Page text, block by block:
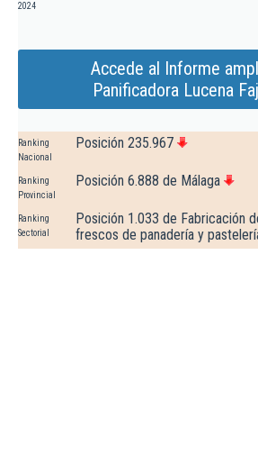
2024
Accede al Informe
Panificadora Lucena
Ranking
Nacional
Posición 235.967
Ranking
Provincial
Posición 6.888 de Málaga
Ranking
Sectorial
Posición 1.033 de Fabricación
frescos de panadería y